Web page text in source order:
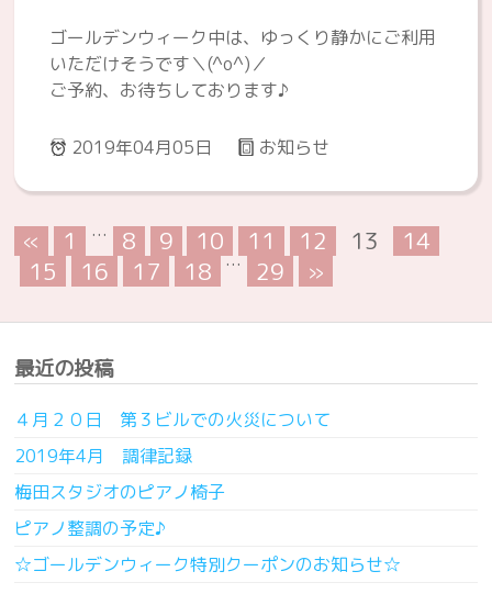
ゴールデンウィーク中は、ゆっくり静かにご利用
いただけそうです＼(^o^)／
ご予約、お待ちしております♪
2019年04月05日 お知らせ
« 1 … 8 9 10 11 12 13
14
15
16 17 18 … 29 »
最近の投稿
４月２０日 第３ビルでの火災について
2019年4月 調律記録
梅田スタジオのピアノ椅子
ピアノ整調の予定♪
☆ゴールデンウィーク特別クーポンのお知らせ☆